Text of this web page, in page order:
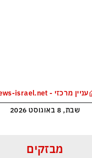
עניין מרכזי - news-israel.net
שבת, 8 באוגוסט 2026
מבזקים
הקולומביאני ייקר את הקוקאין